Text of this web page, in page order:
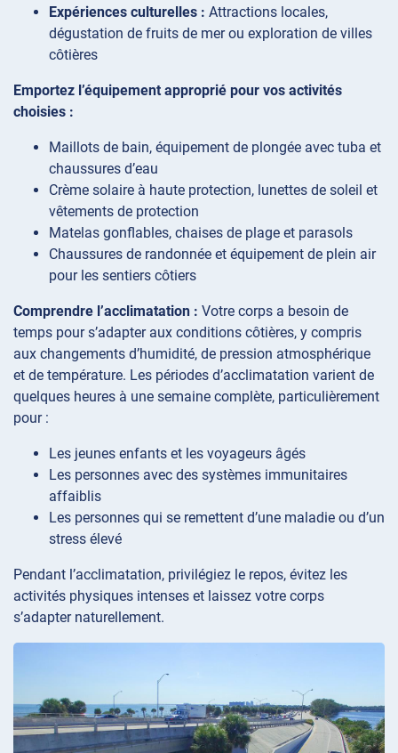
Expériences culturelles : Attractions locales,
dégustation de fruits de mer ou exploration de villes
côtières
Emportez l’équipement approprié pour vos activités
choisies :
Maillots de bain, équipement de plongée avec tuba et
chaussures d’eau
Crème solaire à haute protection, lunettes de soleil et
vêtements de protection
Matelas gonflables, chaises de plage et parasols
Chaussures de randonnée et équipement de plein air
pour les sentiers côtiers
Comprendre l’acclimatation : Votre corps a besoin de
temps pour s’adapter aux conditions côtières, y compris
aux changements d’humidité, de pression atmosphérique
et de température. Les périodes d’acclimatation varient de
quelques heures à une semaine complète, particulièrement
pour :
Les jeunes enfants et les voyageurs âgés
Les personnes avec des systèmes immunitaires
affaiblis
Les personnes qui se remettent d’une maladie ou d’un
stress élevé
Pendant l’acclimatation, privilégiez le repos, évitez les
activités physiques intenses et laissez votre corps
s’adapter naturellement.